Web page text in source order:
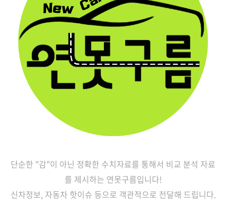
단순한 "감"이 아닌 정확한 수치자료를 통해서 비교 분석 자료
를 제시하는 연못구름입니다!
신차정보, 자동차 핫이슈 등으로 객관적으로 전달해 드립니다.